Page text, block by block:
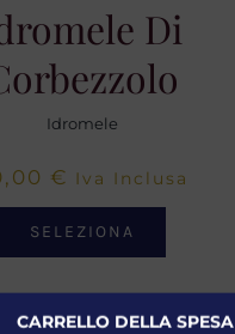
Di
Idromele
€ Iva Inclusa
SELEZIONA
CARRELLO DELLA SPESA